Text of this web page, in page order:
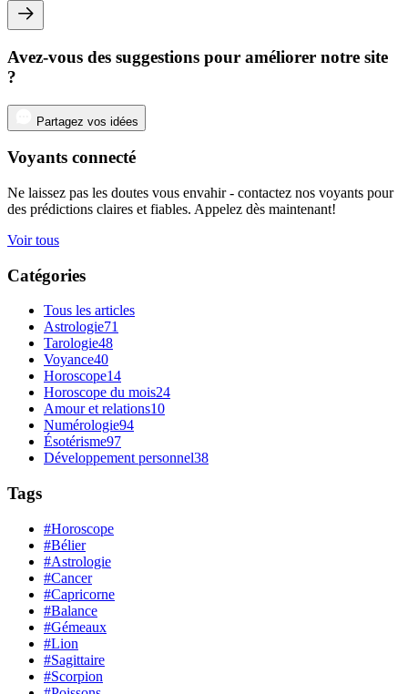
Avez-vous des suggestions pour améliorer notre site
?
Partagez vos idées
Voyants connecté
Ne laissez pas les doutes vous envahir - contactez nos voyants pour
des prédictions claires et fiables. Appelez dès maintenant!
Voir tous
Catégories
Tous les articles
Astrologie71
Tarologie48
Voyance40
Horoscope14
Horoscope du mois24
Amour et relations10
Numérologie94
Ésotérisme97
Développement personnel38
Tags
#Horoscope
#Bélier
#Astrologie
#Cancer
#Capricorne
#Balance
#Gémeaux
#Lion
#Sagittaire
#Scorpion